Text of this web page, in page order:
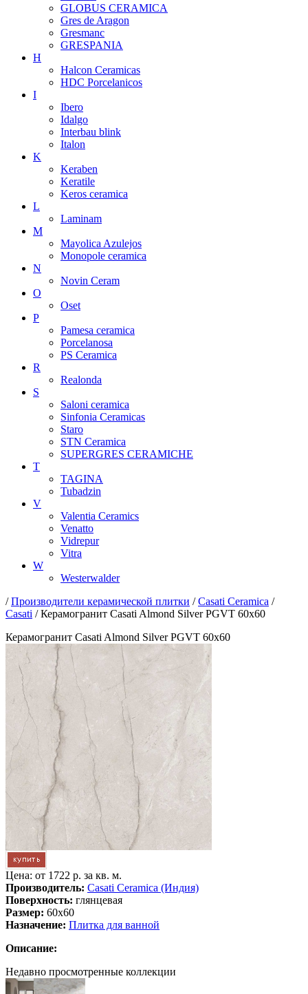
GLOBUS CERAMICA
Gres de Aragon
Gresmanc
GRESPANIA
H
Halcon Ceramicas
HDC Porcelanicos
I
Ibero
Idalgo
Interbau blink
Italon
K
Keraben
Keratile
Keros ceramica
L
Laminam
M
Mayolica Azulejos
Monopole ceramica
N
Novin Ceram
O
Oset
P
Pamesa ceramica
Porcelanosa
PS Ceramica
R
Realonda
S
Saloni ceramica
Sinfonia Ceramicas
Staro
STN Ceramica
SUPERGRES CERAMICHE
T
TAGINA
Tubadzin
V
Valentia Ceramics
Venatto
Vidrepur
Vitra
W
Westerwalder
/Производители керамической плитки /Casati Ceramica /
Casati / Керамогранит Casati Almond Silver PGVT 60x60
Керамогранит Casati Almond Silver PGVT 60x60
Цена: от 1722 р. за кв. м.
Производитель: Casati Ceramica (Индия)
Поверхность: глянцевая
Размер: 60x60
Назначение: Плитка для ванной
Описание:
Недавно просмотренные коллекции